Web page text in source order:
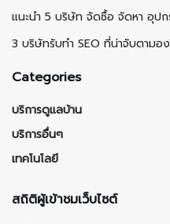
แนะนำ 5 บริษัท จัดซื้อ จัดหา อุป
3 บริษัทรับทำ SEO ที่น่าจับตามอ
Categories
บริการดูแลบ้าน
บริการอื่นๆ
เทคโนโลยี
สถิติผู้เข้าชมเว็บไซต์